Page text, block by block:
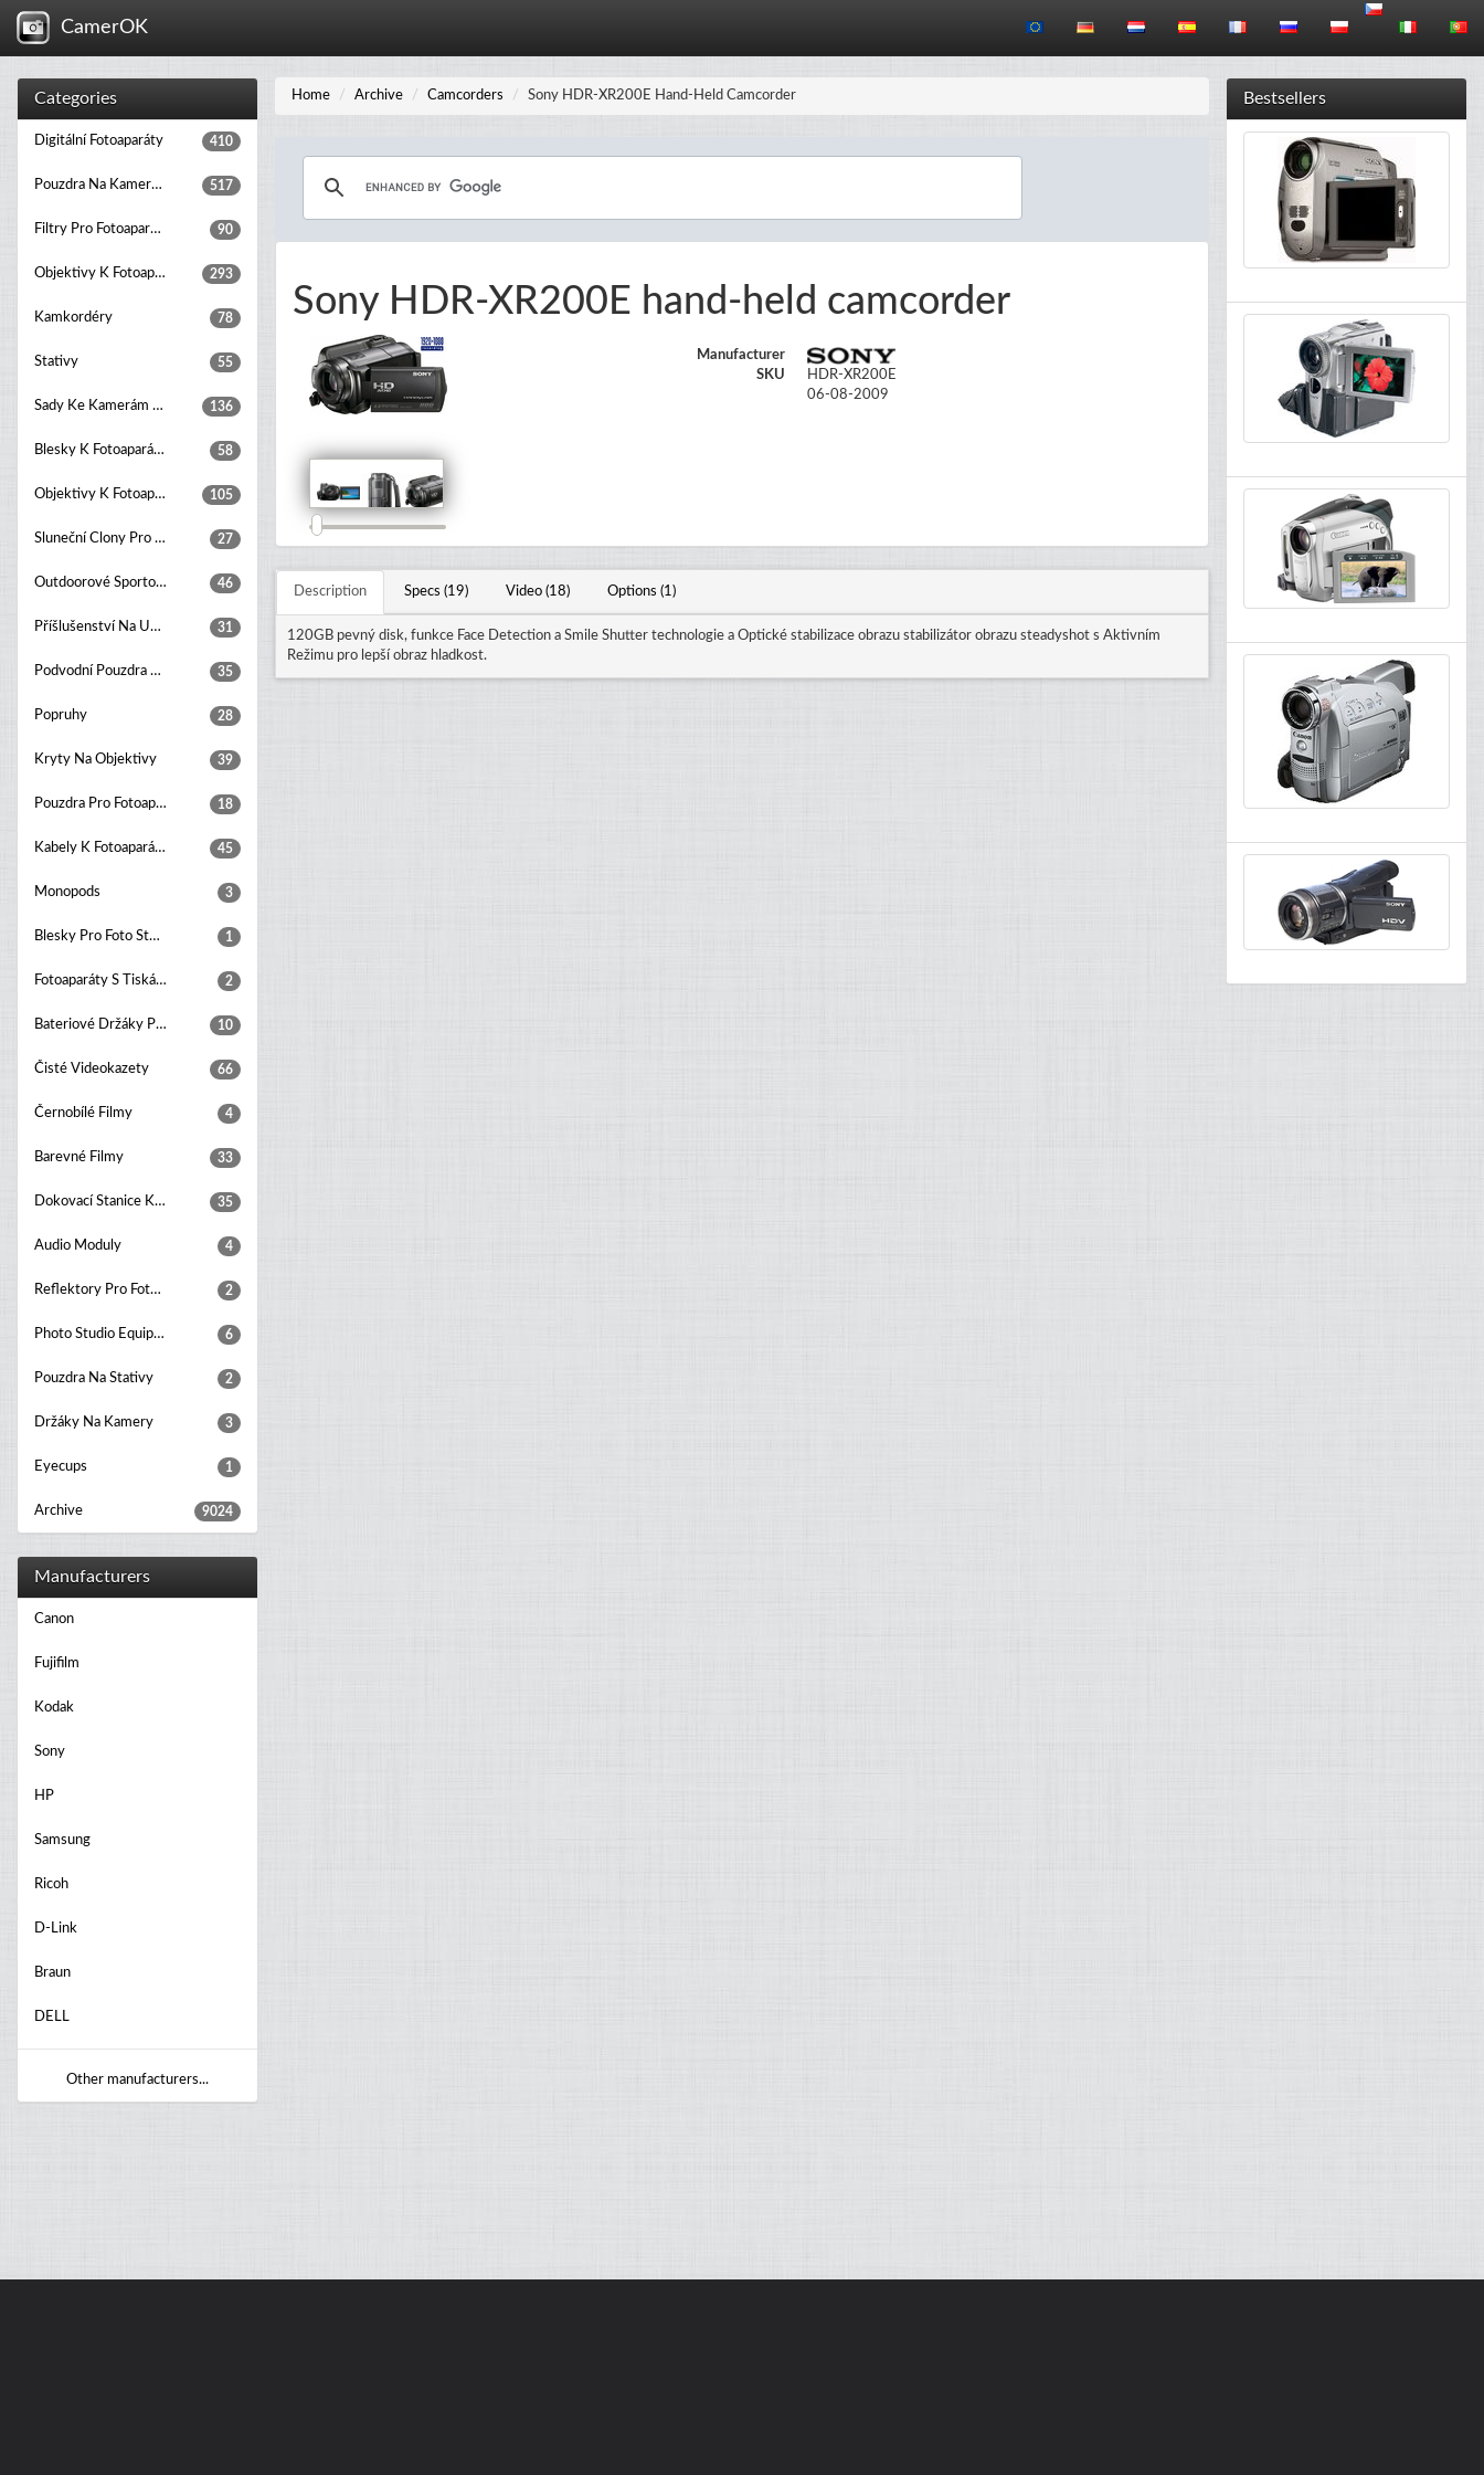
CamerOK
Home Archive Camcorders Sony HDR-XR200E Hand-Held Camcorder
Sony HDR-XR200E hand-held camcorder
Manufacturer
SKU
HDR-XR200E
06-08-2009
Description Specs (19) Video (18) Options (1)
120GB pevný disk, funkce Face Detection a Smile Shutter technologie a Optické stabilizace obrazu stabilizátor obrazu steadyshot s Aktivním
Režimu pro lepší obraz hladkost.
Categories
Digitální Fotoaparáty 410
Pouzdra Na Kamery A Fotoaparáty 517
Filtry Pro Fotoaparáty 90
Objektivy K Fotoaparátům 293
Kamkordéry 78
Stativy 55
Sady Ke Kamerám A Fotoaparátům 136
Blesky K Fotoaparátům 58
Objektivy K Fotoaparátům 105
Sluneční Clony Pro Objektivy 27
Outdoorové Sportovní Kamery 46
Příšlušenství Na Upevňování Kamer 31
Podvodní Pouzdra Pro Fotoaparáty 35
Popruhy 28
Kryty Na Objektivy 39
Pouzdra Pro Fotoaparáty 18
Kabely K Fotoaparátům 45
Monopods 3
Blesky Pro Foto Studia 1
Fotoaparáty S Tiskárnou 2
Bateriové Držáky Pro Digitální Fotoaparáty 10
Čisté Videokazety 66
Černobílé Filmy 4
Barevné Filmy 33
Dokovací Stanice K Fotoaparátu 35
Audio Moduly 4
Reflektory Pro Foto Studia 2
Photo Studio Equipment Sets 6
Pouzdra Na Stativy 2
Držáky Na Kamery 3
Eyecups 1
Archive 9024
Manufacturers
Canon
Fujifilm
Kodak
Sony
HP
Samsung
Ricoh
D-Link
Braun
DELL
Other manufacturers...
Bestsellers